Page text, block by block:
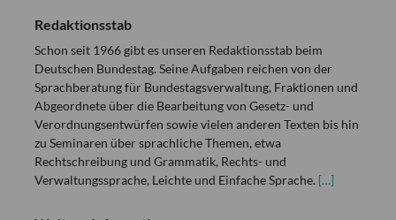
Redaktionsstab
Schon seit 1966 gibt es unseren Redaktionsstab beim
Deutschen Bundestag. Seine Aufgaben reichen von der
Sprachberatung für Bundestagsverwaltung, Fraktionen und
Abgeordnete über die Bearbeitung von Gesetz- und
Verordnungsentwürfen sowie vielen anderen Texten bis hin
zu Seminaren über sprachliche Themen, etwa
Rechtschreibung und Grammatik, Rechts- und
Verwaltungssprache, Leichte und Einfache Sprache. […]